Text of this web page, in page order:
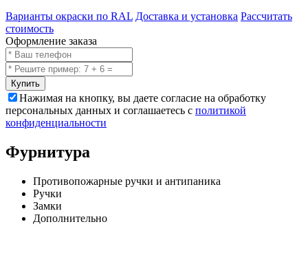
Варианты окраски по RAL Доставка и установка Рассчитать
стоимость
Оформление заказа
Купить
Нажимая на кнопку, вы даете согласие на обработку
персональных данных и соглашаетесь с политикой
конфиденциальности
Фурнитура
Противопожарные ручки и антипаника
Ручки
Замки
Дополнительно